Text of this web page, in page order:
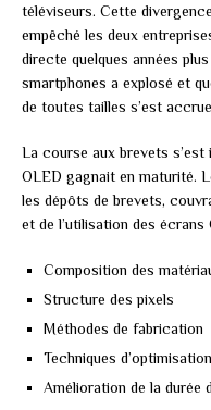
téléviseurs. Cette
empêché les deux
directe quelques années
smartphones a explosé et
de toutes tailles s’est
La course aux brevets
OLED gagnait en maturité.
les dépôts de brevets,
et de l’utilisation des écrans
Composition des
Structure des pixels
Méthodes de fabrication
Techniques
Amélioration de la durée